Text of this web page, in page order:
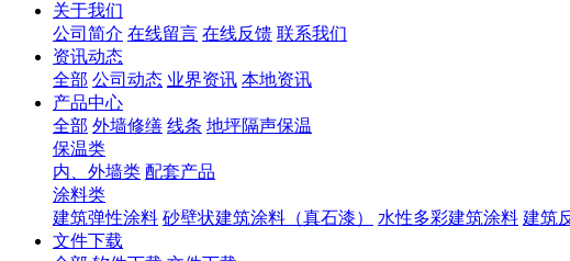
关于我们
公司简介 在线留言 在线反馈 联系我们
资讯动态
全部 公司动态 业界资讯 本地资讯
产品中心
全部 外墙修缮 线条 地坪隔声保温
保温类
内、外墙类 配套产品
涂料类
建筑弹性涂料 砂壁状建筑涂料（真石漆） 水性多彩建筑涂料 建筑
文件下载